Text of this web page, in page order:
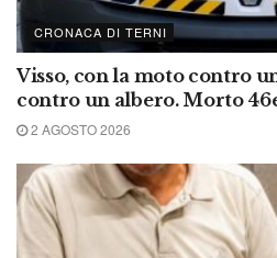
CRONACA DI TERNI
Visso, con la moto contro
contro un albero. Morto
2 AGOSTO 2026